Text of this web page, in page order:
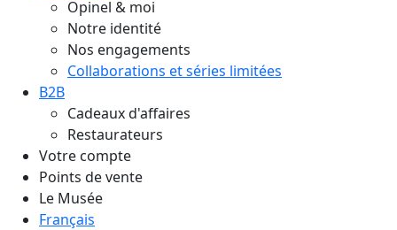
Opinel & moi
Notre identité
Nos engagements
Collaborations et séries limitées
B2B
Cadeaux d'affaires
Restaurateurs
Votre compte
Points de vente
Le Musée
Français